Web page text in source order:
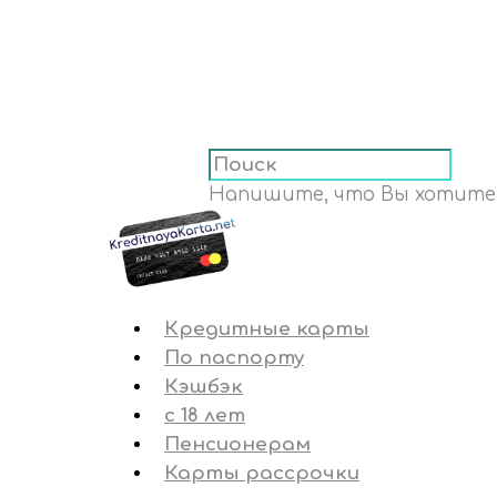
Напишите, что Вы
Кредитные карты
По паспорту
Кэшбэк
с 18 лет
Пенсионерам
Карты рассрочки